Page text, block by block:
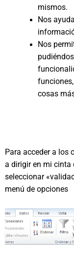
mismos.
Nos
Nos
cosas
Para acceder a los
a dirigir en mi cinta
seleccionar
menú de opciones